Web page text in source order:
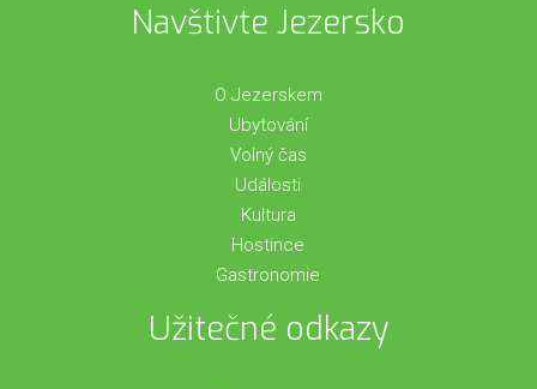
Navštivte Jezersko
O Jezerskem
Ubytování
Volný čas
Události
Kultura
Hostince
Gastronomie
Užitečné odkazy